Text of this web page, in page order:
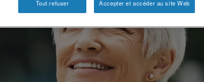
Tout refuser Accepter et accéder au site Web